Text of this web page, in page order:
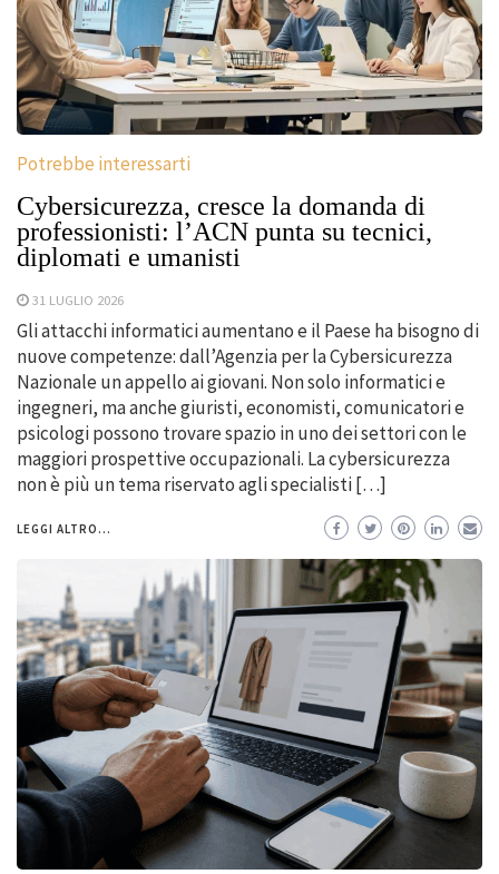
Potrebbe interessarti
Cybersicurezza, cresce la domanda di
professionisti: l’ACN punta su tecnici,
diplomati e umanisti
31 LUGLIO 2026
Gli attacchi informatici aumentano e il Paese ha bisogno di
nuove competenze: dall’Agenzia per la Cybersicurezza
Nazionale un appello ai giovani. Non solo informatici e
ingegneri, ma anche giuristi, economisti, comunicatori e
psicologi possono trovare spazio in uno dei settori con le
maggiori prospettive occupazionali. La cybersicurezza
non è più un tema riservato agli specialisti […]
LEGGI ALTRO...